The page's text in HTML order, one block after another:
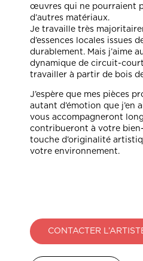
œuvres qui ne pourraient
d’autres matériaux.
Je travaille très
d’essences locales issues
durablement. Mais j’aime
dynamique de circuit-
travailler à partir de bois
J’espère que mes pièces
autant d’émotion que j’en
vous accompagneront
contribueront à votre
touche d’originalité
votre environnement.
CONTACTER